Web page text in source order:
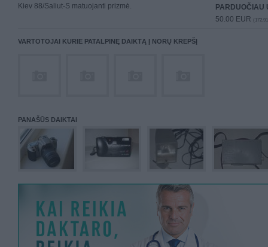
Kiev 88/Saliut-S matuojanti prizmė.
PARDUOČIAU
50.00 EUR
VARTOTOJAI KURIE PATALPINĘ DAIKTĄ Į NORŲ KREPŠĮ
PANAŠŪS DAIKTAI